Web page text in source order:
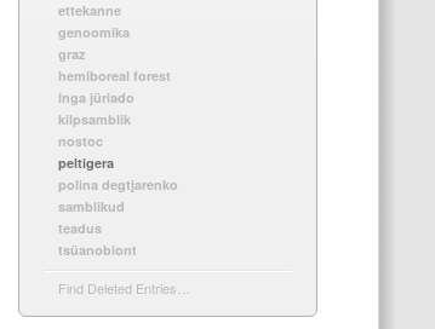
ettekanne
genoomika
graz
hemiboreal forest
inga jüriado
kilpsamblik
nostoc
peltigera
polina degtjarenko
samblikud
teadus
tsüanobiont
Find Deleted Entries…